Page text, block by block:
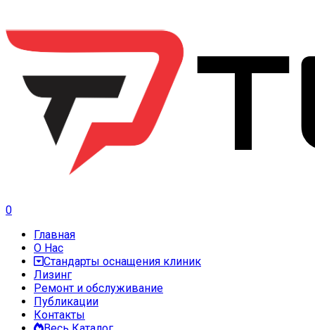
0
Главная
О Нас
Стандарты оснащения клиник
Лизинг
Ремонт и обслуживание
Публикации
Контакты